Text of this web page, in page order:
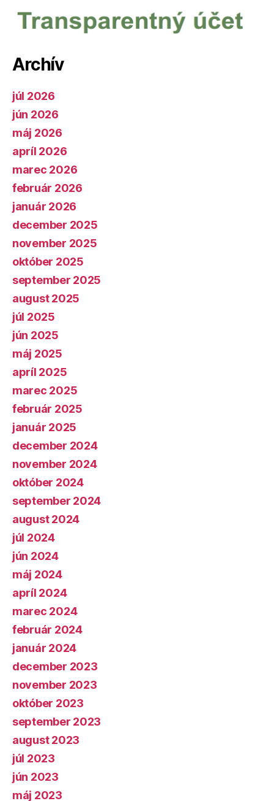
Archív
júl 2026
jún 2026
máj 2026
apríl 2026
marec 2026
február 2026
január 2026
december 2025
november 2025
október 2025
september 2025
august 2025
júl 2025
jún 2025
máj 2025
apríl 2025
marec 2025
február 2025
január 2025
december 2024
november 2024
október 2024
september 2024
august 2024
júl 2024
jún 2024
máj 2024
apríl 2024
marec 2024
február 2024
január 2024
december 2023
november 2023
október 2023
september 2023
august 2023
júl 2023
jún 2023
máj 2023